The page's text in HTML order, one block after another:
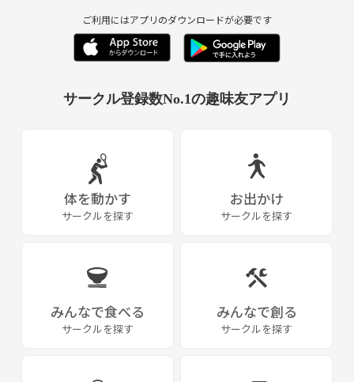
ご利用にはアプリのダウンロードが必要です
サークル登録数No.1の趣味友アプリ
体を動かす
サークルを探す
お出かけ
サークルを探す
みんなで食べる
サークルを探す
みんなで創る
サークルを探す